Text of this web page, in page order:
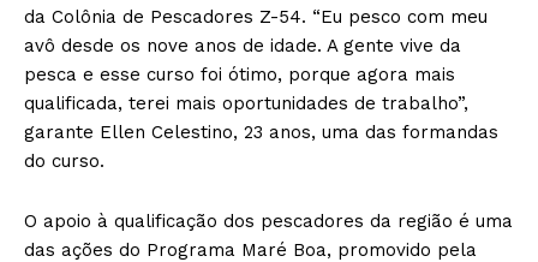
da Colônia de Pescadores Z-54. “Eu pesco com meu
avô desde os nove anos de idade. A gente vive da
pesca e esse curso foi ótimo, porque agora mais
qualificada, terei mais oportunidades de trabalho”,
garante Ellen Celestino, 23 anos, uma das formandas
do curso.
O apoio à qualificação dos pescadores da região é uma
das ações do Programa Maré Boa, promovido pela